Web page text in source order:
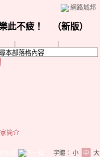
網路城邦
此不疲！ （新版）
簡介
字體： 小 中 大